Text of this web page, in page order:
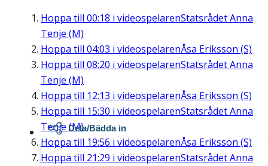
Hoppa till 00:18 i videospelarenStatsrådet Anna
Tenje (M)
Hoppa till 04:03 i videospelarenÅsa Eriksson (S)
Hoppa till 08:20 i videospelarenStatsrådet Anna
Tenje (M)
Hoppa till 12:13 i videospelarenÅsa Eriksson (S)
Hoppa till 15:30 i videospelarenStatsrådet Anna
Tenje (M)
Hoppa till 19:56 i videospelarenÅsa Eriksson (S)
Hoppa till 21:29 i videospelarenStatsrådet Anna
Dela/Bädda in